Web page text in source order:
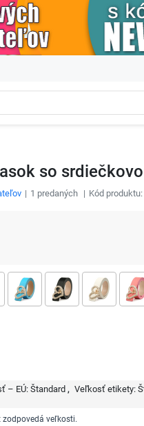
so
1 predaných Kód produktu:
– EÚ: Štandard Veľkosť etikety:
zodpovedá veľkosti.